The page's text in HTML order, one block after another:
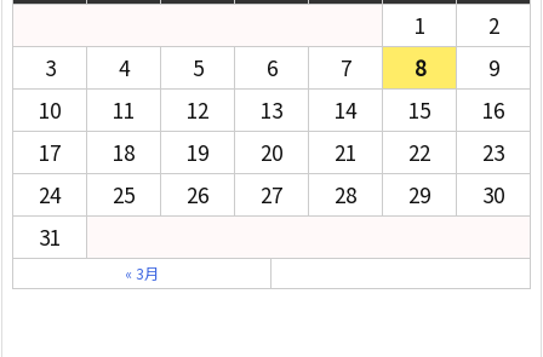
1
2
3
4 5 6 7 8
9
10
11 12 13 14 15
16
17
18 19 20 21 22
23
24
25 26 27 28 29
30
31
« 3月